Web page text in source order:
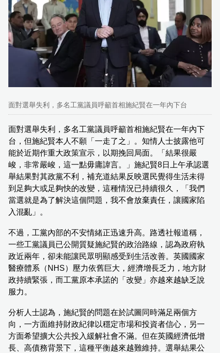
面對選舉失利，多名工黨議員呼籲首相施紀賢在一年內下台
面對選舉失利，多名工黨議員呼籲首相施紀賢在一年內下
台，但施紀賢本人不願「一走了之」。知情人士披露他可
能於近期作重大政策宣示，以期挽回局面。「結果很嚴
峻，非常嚴峻，這一點毋庸諱言。」施紀賢8日上午承認選
舉結果對其政黨不利，補充道結果反映選民覺得生活未得
到足夠大或足夠快的改變，這種情況已持續很久，「我們
當選就是為了解決這個問題，我不會放棄責任，讓國家陷
入混亂」。
不過，工黨內部的不安情緒正迅速升高。路透社報道稱，
一些工黨議員已公開質疑施紀賢的政治路線，認為政府執
政近兩年，卻未能讓民眾明顯感受到生活改善。英國國家
醫療體系（NHS）壓力依舊巨大，經濟增長乏力，地方財
政持續緊張，而工黨原本承諾的「改變」亦越來越缺乏說
服力。
分析人士認為，施紀賢的問題在於試圖同時滿足兩個方
向，一方面維持財政紀律以穩定市場和投資者信心，另一
方面希望擴大公共投入緩解社會不滿。但在英國經濟低增
長、高債務背景下，這種平衡越來越難維持。選舉結果公